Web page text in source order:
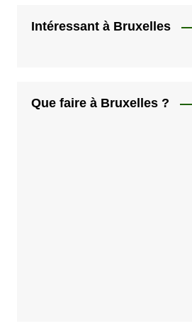
Intéressant à Bruxelles
Que faire à Bruxelles ?